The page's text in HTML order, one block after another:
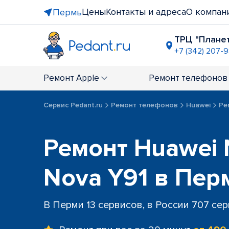
ПермьЦеныКонтакты и адресаО
ТРЦ
+7 (342) 207-
+7 (342)
БЦ "Рим",
+7 (342)
Ремонт Apple Ремонт телефонов
Сервис Pedant.ru Ремонт телефонов Huawei
Ремонт Huawei
Nova Y91 в
В Перми 13 сервисов, в России 707